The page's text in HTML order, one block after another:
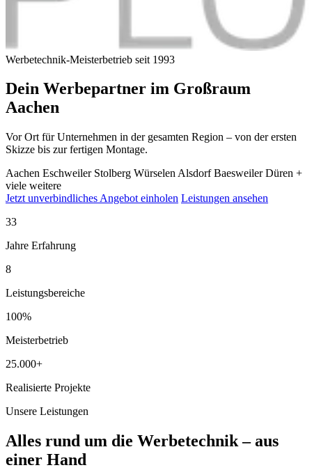
Werbetechnik-Meisterbetrieb seit 1993
Dein Werbepartner im Großraum
Aachen
Vor Ort für Unternehmen in der gesamten Region – von der ersten
Skizze bis zur fertigen Montage.
Aachen Eschweiler Stolberg Würselen Alsdorf Baesweiler Düren +
viele weitere
Jetzt unverbindliches Angebot einholen Leistungen ansehen
33
Jahre Erfahrung
8
Leistungsbereiche
100%
Meisterbetrieb
25.000+
Realisierte Projekte
Unsere Leistungen
Alles rund um die Werbetechnik – aus
einer Hand